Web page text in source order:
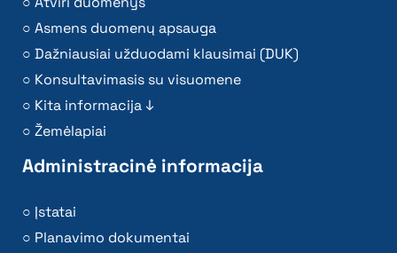
Asmens duomenų apsauga
Dažniausiai užduodami klausimai (DUK)
Konsultavimasis su visuomene
Kita informacija ↓
Žemėlapiai
Administracinė informacija
Įstatai
Planavimo dokumentai